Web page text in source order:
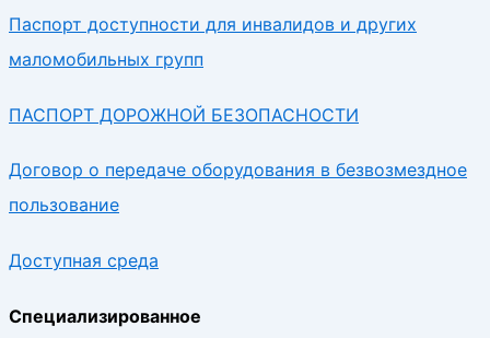
Паспорт доступности для инвалидов и других
маломобильных групп
ПАСПОРТ ДОРОЖНОЙ БЕЗОПАСНОСТИ
Договор о передаче оборудования в безвозмездное
пользование
Доступная среда
Специализированное